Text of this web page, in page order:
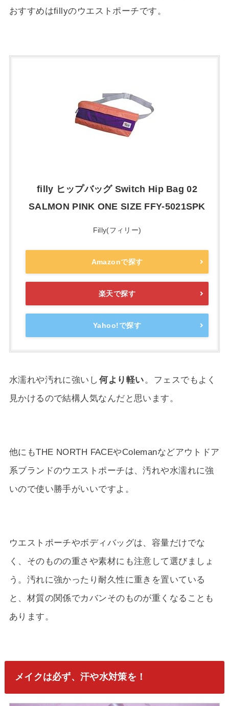
おすすめはfillyのウエストポーチです。
filly ヒップバッグ Switch Hip Bag 02
SALMON PINK ONE SIZE FFY-5021SPK
Filly(フィリー)
Amazonで探す
楽天で探す
Yahoo!で探す
水濡れや汚れに強いし 何より軽い 。フェスでもよく
見かけるので結構人気なんだと思います。
他にもTHE NORTH FACEやColemanなどアウトドア
系ブランドのウエストポーチは、汚れや水濡れに強
いので使い勝手がいいですよ。
ウエストポーチやボディバッグは、容量だけでな
く、そのものの重さや素材にも注意して選びましょ
う。汚れに強かったり耐久性に重きを置いている
と、材質の関係でカバンそのものが重くなることも
あります。
メイクは必ず、汗や水対策を！